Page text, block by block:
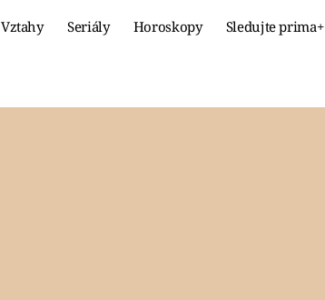
Vztahy Seriály Horoskopy Sledujte prima+